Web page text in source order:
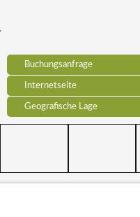
Buchungsanfrage
Internetseite
Geografische Lage